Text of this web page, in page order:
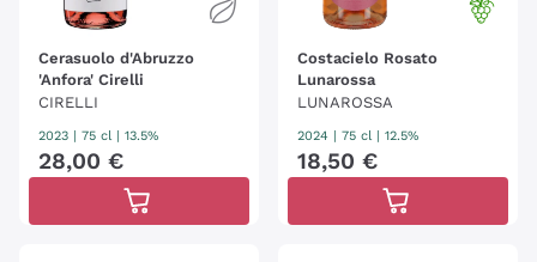
Cerasuolo d'Abruzzo
'Anfora' Cirelli
CIRELLI
2023 75 cl | 13.5%
28,00 €
Costacielo Rosato
Lunarossa
LUNAROSSA
2024 75 cl | 12.5%
18,50 €